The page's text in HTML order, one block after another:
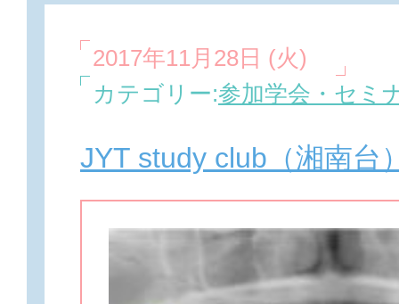
2017年11月28日 (火)
カテゴリー:参加学会・セミ
JYT study club（湘南台